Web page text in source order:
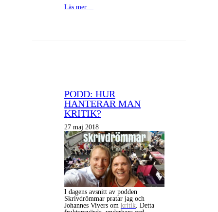
Läs mer…
PODD: HUR
HANTERAR MAN
KRITIK?
27 maj 2018
I dagens avsnitt av podden
Skrivdrömmar pratar jag och
Johannes Vivers om kritik . Detta